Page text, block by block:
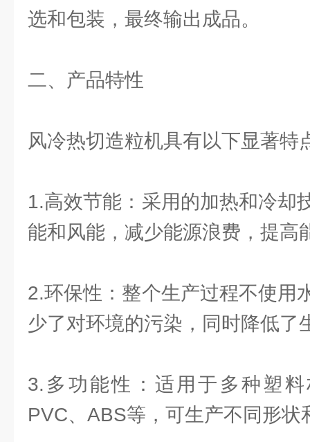
选和包装，最终输出成品。
二、产品特性
风冷热切造粒机具有以下显著特
1.高效节能：采用的加热和冷却
能和风能，减少能源浪费，提高
2.环保性：整个生产过程不使用
少了对环境的污染，同时降低了
3.多功能性：适用于多种塑
PVC、ABS等，可生产不同形状